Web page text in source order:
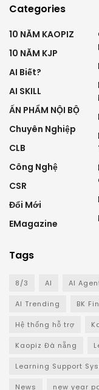
Categories
10 NĂM KAOPIZ
10 NĂM KJP
AI Biết?
AI SKILL
ẤN PHẨM NỘI BỘ
Chuyên Nghiệp
CLB
Công Nghệ
CSR
Đổi Mới
EMagazine
Tags
8/3 AI AI
AI Trending BK
Hệ thống hỗ trợ
Kaopiz Đà nẵng
Learning Support
News new year